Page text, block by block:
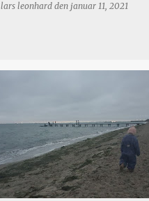
lars leonhard den januar 11, 2021